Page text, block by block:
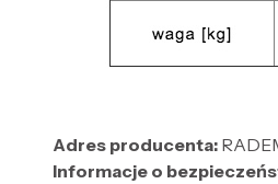
Adres producenta:
Informacje o